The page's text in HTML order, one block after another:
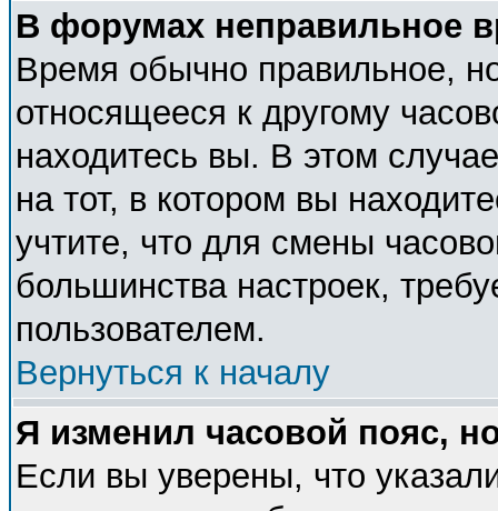
В форумах неправильное
Время обычно правильное,
относящееся к другому
находитесь вы. В этом
на тот, в котором вы
учтите, что для смены
большинства настроек,
пользователем.
Вернуться к началу
Я изменил часовой пояс,
Если вы уверены, что